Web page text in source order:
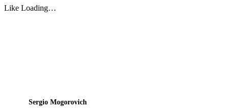
Like Loading…
Sergio Mogorovich